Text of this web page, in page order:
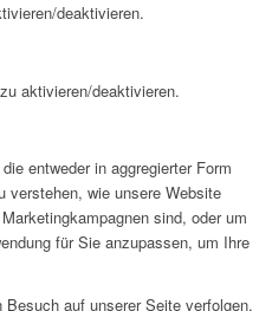
deaktivieren.
aktivieren/deaktivieren.
entweder in aggregierter Form
verstehen, wie unsere Website
sind, oder um
für Sie anzupassen, um Ihre
auf unserer Seite verfolgen,